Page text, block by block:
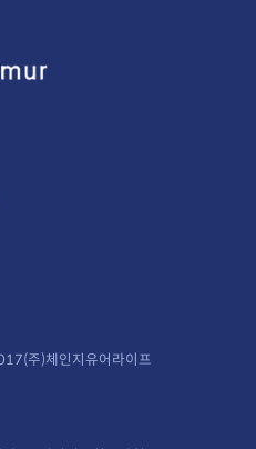
주)체인지유어라이프